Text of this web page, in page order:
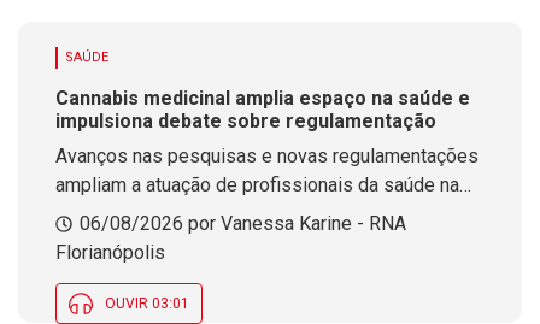
SAÚDE
Cannabis medicinal amplia espaço na saúde e
impulsiona debate sobre regulamentação
Avanços nas pesquisas e novas regulamentações
ampliam a atuação de profissionais da saúde na
área da cannabis medicinal. O tema estará em
debate durante evento que será realizado na
06/08/2026 por Vanessa Karine - RNA
Florianópolis
OUVIR 03:01